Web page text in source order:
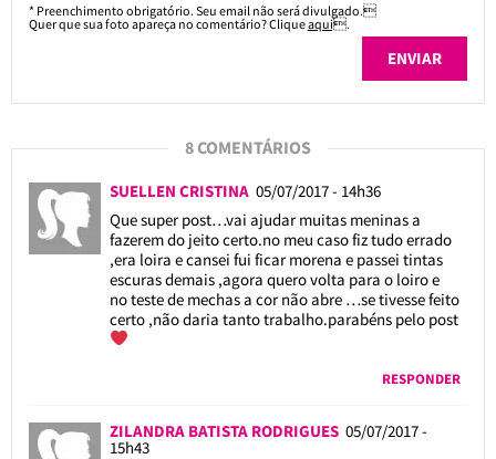
* Preenchimento obrigatório. Seu email não será divulgado.
Quer que sua foto apareça no comentário? Cliqueaqui.
8 COMENTÁRIOS
SUELLEN CRISTINA 05/07/2017 - 14h36
Que super post…vai ajudar muitas meninas a
fazerem do jeito certo.no meu caso fiz tudo errado
,era loira e cansei fui ficar morena e passei tintas
escuras demais ,agora quero volta para o loiro e
no teste de mechas a cor não abre …se tivesse feito
certo ,não daria tanto trabalho.parabéns pelo post
RESPONDER
ZILANDRA BATISTA RODRIGUES 05/07/2017 -
15h43